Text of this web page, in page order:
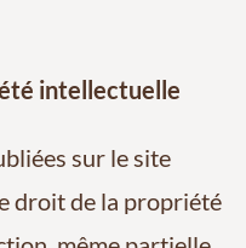
intellectuelle
sur le site
droit de la propriété